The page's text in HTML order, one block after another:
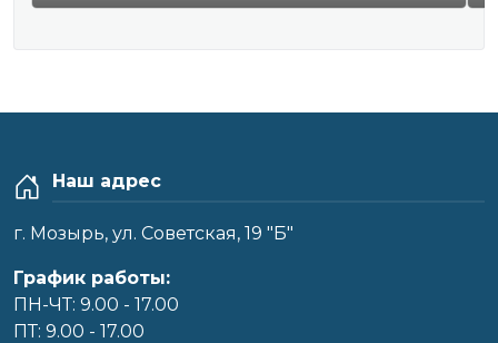
Наш адрес
г. Мозырь, ул. Советская, 19 "Б"
График работы:
ПН-ЧТ: 9.00 - 17.00
ПТ: 9.00 - 17.00